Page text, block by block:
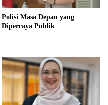
Polisi Masa Depan yang
Dipercaya Publik